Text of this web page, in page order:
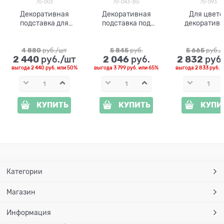
70-003
Декоративная
подставка для
4 880 руб./шт
2 440 руб./шт
выгода 2 440 руб. или50%
КУПИТЬ
70-043-BG
Декоративная
подставка под
5 845 руб.
2 046 руб.
выгода3 799 руб. или65%
КУПИТЬ
70-093
Для
5 665 руб./
2 832
выгода 2 833 руб.
Категории
Магазин
Информация